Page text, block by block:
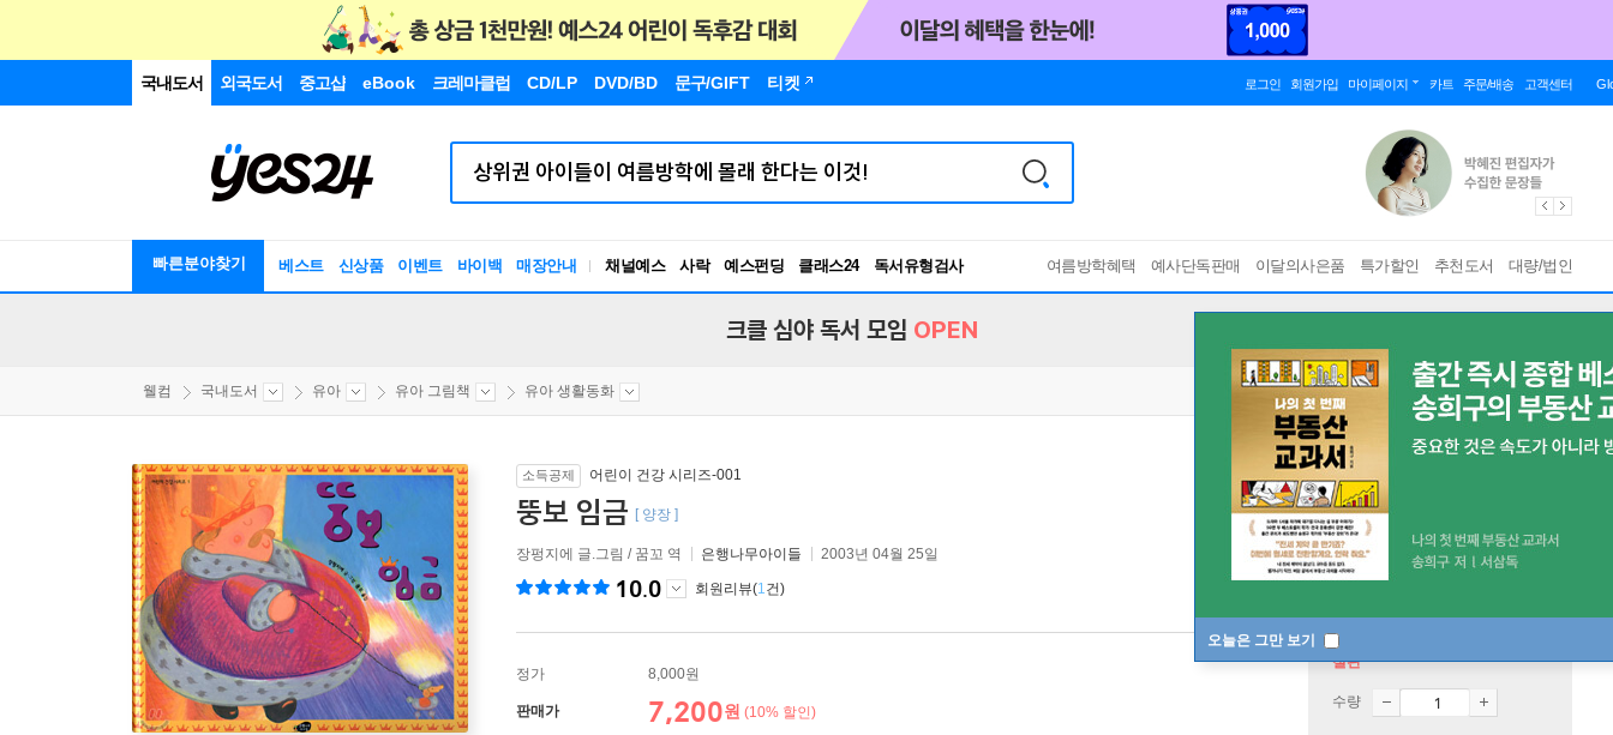
국내도서 외국도서 중고샵 eBook 크레마클럽 CD/LP DVD/BD 문구/GIFT 티켓 로그인 회원가입 마이페이지 카트 주문/배송 고객센터
빠른분야찾기 베스트 신상품 이벤트 바이백 매장안내 채널예스 사락 예스펀딩 클래스24
독서유형검사
RBTI Lab
여름방학혜택 예사단독판매 이달의사은품 특가할인 추천도서 대량/법인
오늘은 그만 보기
크클 심야 독서 모임 OPEN
웰컴 국내도서 유아 유아 그림책 유아 생활동화
소득공제 어린이 건강 시리즈-001
뚱보 임금 [ 양장 ]
장펑지에 글.그림 / 꿈꼬 역 은행나무아이들 2003년 04월 25일
10.0 회원리뷰(1건)
정가 8,000원
판매가 7,200원 (10% 할인)
절판
수량